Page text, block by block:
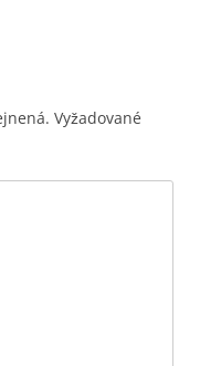
Vyžadované